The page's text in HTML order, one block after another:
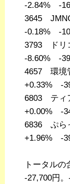
-2.84% -
-0.18% -
3793
-8.60% -
4657 環
+0.33% -
6803
+0.00% -
6836 ぷ
+1.96% -
トータル
-27,700円。